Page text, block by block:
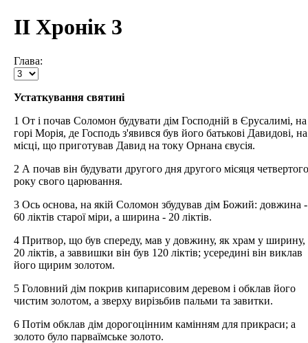
ІІ Хронік 3
Глава:
Устаткування святині
1 От і почав Соломон будувати дім Господній в Єрусалимі, на
горі Морія, де Господь з'явився був його батькові Давидові, на
місці, що приготував Давид на току Орнана євусія.
2 А почав він будувати другого дня другого місяця четвертого
року свого царювання.
3 Ось основа, на якій Соломон збудував дім Божий: довжина -
60 ліктів старої міри, а ширина - 20 ліктів.
4 Притвор, що був спереду, мав у довжину, як храм у ширину,
20 ліктів, а заввишки він був 120 ліктів; усередині він виклав
його щирим золотом.
5 Головний дім покрив кипарисовим деревом і обклав його
чистим золотом, а зверху вирізьбив пальми та завитки.
6 Потім обклав дім дорогоцінним камінням для прикраси; а
золото було парваїмське золото.